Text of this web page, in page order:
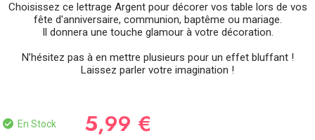
Choisissez ce lettrage Argent pour décorer vos table lors de vos
fête d'anniversaire, communion, baptême ou mariage.
Il donnera une touche glamour à votre décoration.
N’hésitez pas à en mettre plusieurs pour un effet bluffant !
Laissez parler votre imagination !
En Stock 5,99 €